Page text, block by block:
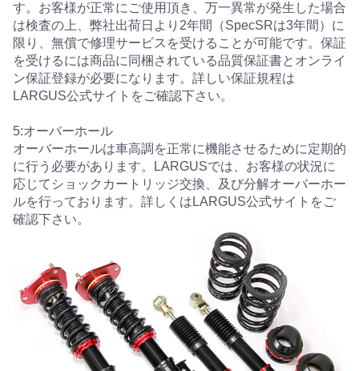
す。お客様が正常にご使用頂き、万一異常が発生した場合
は検査の上、弊社出荷日より2年間（SpecSRは3年間）に
限り、無償で修理サービスを受けることが可能です。保証
を受けるには商品に同梱されている品質保証書とオンライ
ン保証登録が必要になります。詳しい保証規程は
LARGUS公式サイトをご確認下さい。
5:オーバーホール
オーバーホールは車高調を正常に機能させるために定期的
に行う必要があります。LARGUSでは、お客様の状況に
応じてショックカートリッジ交換、及び分解オーバーホー
ルを行っております。詳しくはLARGUS公式サイトをご
確認下さい。